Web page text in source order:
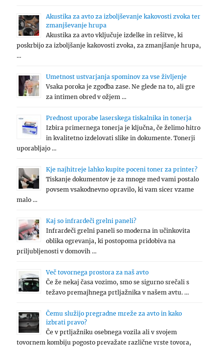
Akustika za avto za izboljševanje kakovosti zvoka ter
zmanjševanje hrupa
Akustika za avto vključuje izdelke in rešitve, ki
poskrbijo za izboljšanje kakovosti zvoka, za zmanjšanje hrupa,
…
Umetnost ustvarjanja spominov za vse življenje
Vsaka poroka je zgodba zase. Ne glede na to, ali gre
za intimen obred v ožjem …
Prednost uporabe laserskega tiskalnika in tonerja
Izbira primernega tonerja je ključna, če želimo hitro
in kvalitetno izdelovati slike in dokumente. Tonerji
uporabljajo …
Kje najhitreje lahko kupite poceni toner za printer?
Tiskanje dokumentov je za mnoge med vami postalo
povsem vsakodnevno opravilo, ki vam sicer vzame
malo …
Kaj so infrardeči grelni paneli?
Infrardeči grelni paneli so moderna in učinkovita
oblika ogrevanja, ki postopoma pridobiva na
priljubljenosti v domovih …
Več tovornega prostora za naš avto
Če že nekaj časa vozimo, smo se sigurno srečali s
težavo premajhnega prtljažnika v našem avtu. …
Čemu služijo pregradne mreže za avto in kako
izbrati pravo?
Če v prtljažniku osebnega vozila ali v svojem
tovornem kombiju pogosto prevažate različne vrste tovora,